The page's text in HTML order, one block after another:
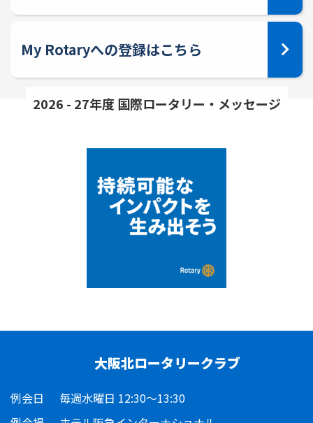
My Rotaryへの登録はこちら
2026 - 27年度 国際ロータリー・メッセージ
大阪北ロータリークラブ
例会日
毎週水曜日 12:30～13:30